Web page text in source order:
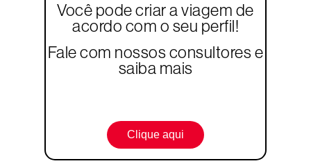
Você pode criar a viagem de
acordo com o seu perfil!
Fale com nossos consultores e
saiba mais
Clique aqui